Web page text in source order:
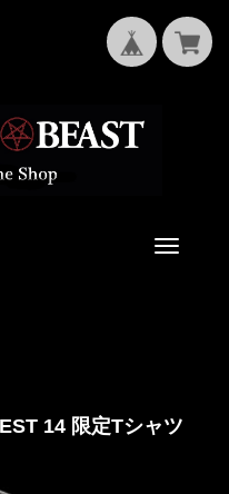
Toggle
14 限定Tシャツ